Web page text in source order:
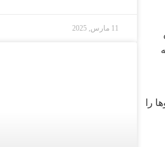
را
11 مارس, 2025